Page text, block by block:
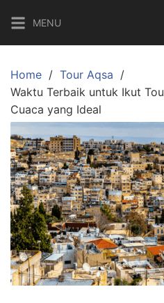
content
MENU
Home
Tour Aqsa
Waktu Terbaik untuk Ikut
Cuaca yang Ideal